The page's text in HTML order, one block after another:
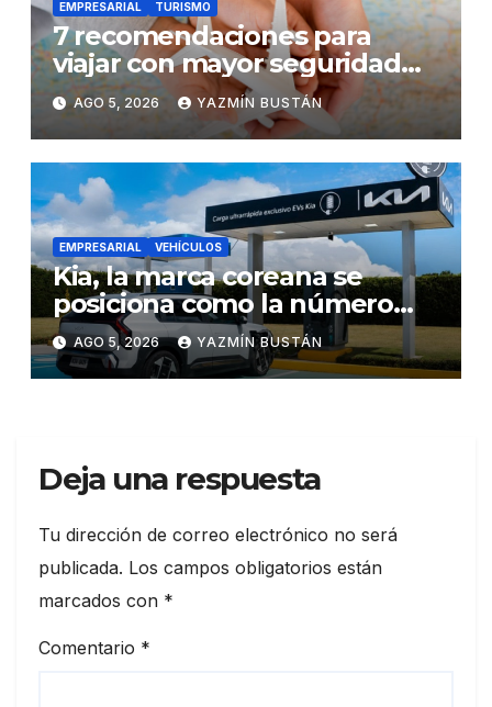
EMPRESARIAL TURISMO
7 recomendaciones para
viajar con mayor seguridad
dentro y fuera del Ecuador
AGO 5, 2026 YAZMÍN BUSTÁN
EMPRESARIAL VEHÍCULOS
Kia, la marca coreana se
posiciona como la número
uno en ventas de vehículos
eléctricos en Ecuador
durante julio
AGO 5, 2026 YAZMÍN BUSTÁN
Deja una respuesta
Tu dirección de correo electrónico no será
publicada. Los campos obligatorios están
marcados con *
Comentario *